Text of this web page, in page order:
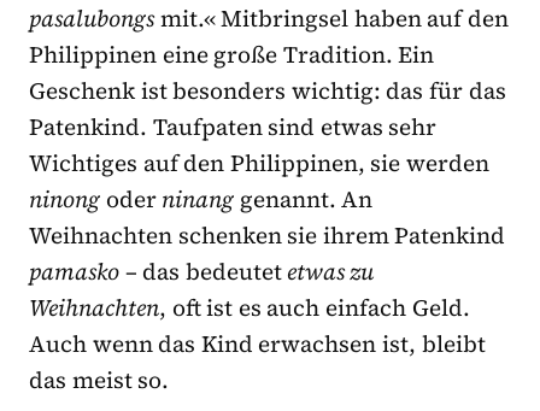
pasalubongsmit.« Mitbringsel haben auf den
Philippinen eine große Tradition. Ein
Geschenk ist besonders wichtig: das für das
Patenkind. Taufpaten sind etwas sehr
Wichtiges auf den Philippinen, sie werden
ninong oderninang genannt. An
Weihnachten schenken sie ihrem Patenkind
pamasko– das bedeutetetwas zu
Weihnachten, oft ist es auch einfach Geld.
Auch wenn das Kind erwachsen ist, bleibt
das meist so.